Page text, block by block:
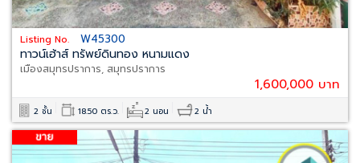
Listing No. W45300
ทาวน์เฮ้าส์ ทรัพย์ดินทอง หนามแดง
เมืองสมุทรปราการ, สมุทรปราการ
1,600,000 บาท
2 ชั้น 18.50 ตร.ว. 2 นอน 2 น้ำ